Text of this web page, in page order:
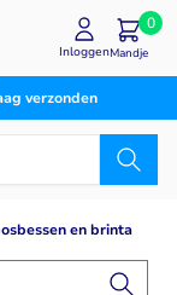
verzonden
InloggenMandje
0
en brinta